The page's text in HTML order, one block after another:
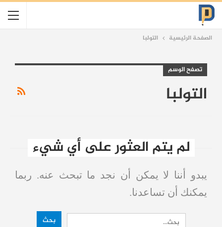
الصفحة الرئيسية التولبا
تصفح الوسم
التولبا
لم يتم العثور على أي شيء
يبدو أننا لا يمكن أن نجد ما تبحث عنه. ربما
يمكنك أن تساعدنا.